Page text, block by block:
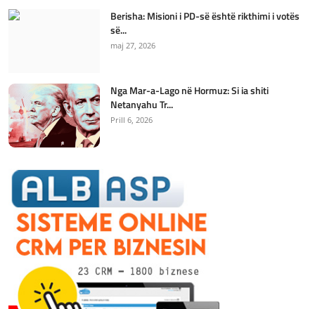
Berisha: Misioni i PD-së është rikthimi i votës
së...
maj 27, 2026
Nga Mar-a-Lago në Hormuz: Si ia shiti
Netanyahu Tr...
Prill 6, 2026